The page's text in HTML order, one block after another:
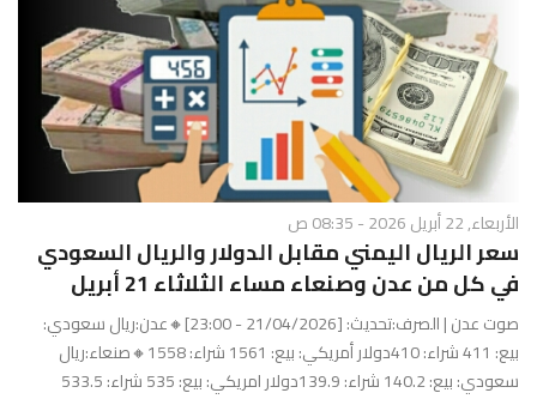
i
g
a
t
i
o
n
الأربعاء, 22 أبريل 2026 - 08:35 ص
سعر الريال اليمني مقابل الدولار والريال السعودي
في كل من عدن وصنعاء مساء الثلاثاء 21 أبريل
صوت عدن | الصرف:تحديث: [21/04/2026 - 23:00]🔸عدن:ريال سعودي:
بيع: 411 شراء: 410دولار أمريكي: بيع: 1561 شراء: 1558🔸صنعاء:ريال
سعودي: بيع: 140.2 شراء: 139.9دولار امريكي: بيع: 535 شراء: 533.5